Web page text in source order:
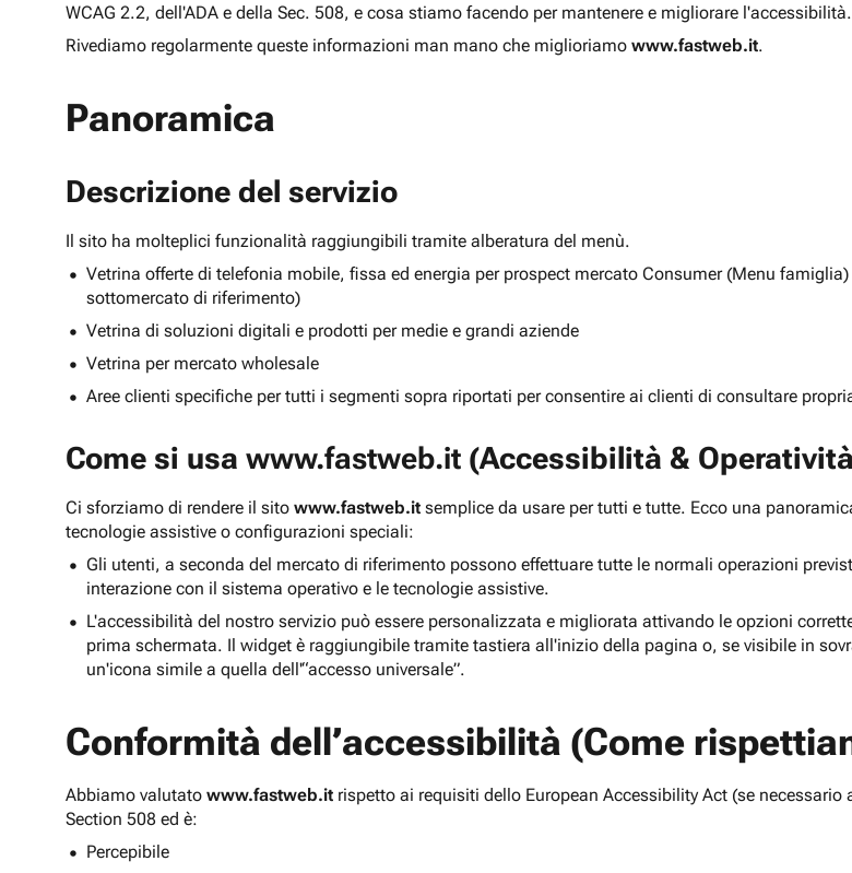
WCAG 2.2, dell'ADA e della Sec. 508, e cosa stiamo facendo per mantenere e migliorare
Rivediamo regolarmente queste informazioni man mano che miglioriamo www.fastweb.it.
Panoramica
Descrizione del servizio
Il sito ha molteplici funzionalità raggiungibili tramite alberatura del menù.
Vetrina offerte di telefonia mobile, fissa ed energia per prospect mercato Consumer (Menu
sottomercato di riferimento)
Vetrina di soluzioni digitali e prodotti per medie e grandi aziende
Vetrina per mercato wholesale
Aree clienti specifiche per tutti i segmenti sopra riportati per consentire ai clienti di consultare
Come si usa www.fastweb.it (Accessibilità &
Ci sforziamo di rendere il sito www.fastweb.it semplice da usare per tutti e tutte. Ecco una
tecnologie assistive o configurazioni speciali:
Gli utenti, a seconda del mercato di riferimento possono effettuare tutte le normali operazioni
interazione con il sistema operativo e le tecnologie assistive.
L'accessibilità del nostro servizio può essere personalizzata e migliorata attivando le opzioni
prima schermata. Il widget è raggiungibile tramite tastiera all'inizio della pagina o, se visibile in
un'icona simile a quella dell'“accesso universale”.
Conformità dell’accessibilità (Come
Abbiamo valutato www.fastweb.it rispetto ai requisiti dello European Accessibility Act (se
Section 508 ed è:
Percepibile